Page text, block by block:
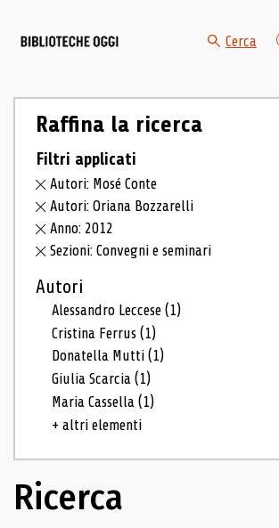
Cerca
Raffina la ricerca
Filtri applicati
Autori: Mosé Conte
Autori: Oriana Bozzarelli
Anno: 2012
Sezioni: Convegni e seminari
Autori
Alessandro Leccese(1)
Cristina Ferrus(1)
Donatella Mutti(1)
Giulia Scarcia(1)
Maria Cassella(1)
+ altri elementi
Ricerca